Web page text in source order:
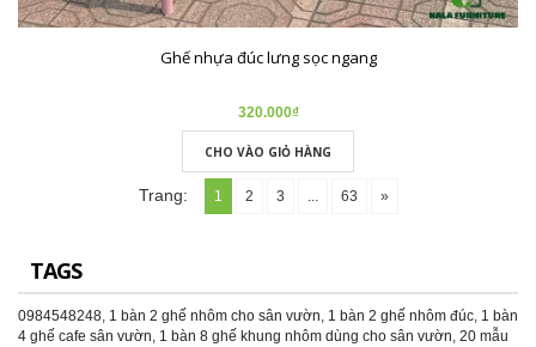
Ghế nhựa đúc lưng sọc ngang
320.000₫
CHO VÀO GIỎ HÀNG
Trang: 1 2 3 ... 63 »
TAGS
0984548248, 1 bàn 2 ghế nhôm cho sân vườn, 1 bàn 2 ghế nhôm đúc, 1 bàn
4 ghế cafe sân vườn, 1 bàn 8 ghế khung nhôm dùng cho sân vườn, 20 mẫu